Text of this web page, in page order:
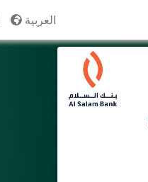
العربية